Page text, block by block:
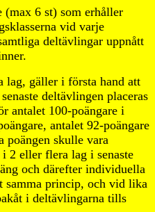
(max 6 st) som erhåller
vid varje
deltävlingar uppnått
gäller i första hand att
deltävlingen placeras
antalet 100-poängare i
antalet 92-poängare
poängen skulle vara
2 eller flera lag i senaste
och därefter individuella
samma princip, och vid lika
i deltävlingarna tills